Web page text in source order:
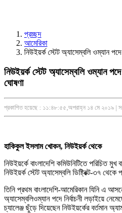
প্রচ্ছদ
আমেরিকা
নিউইয়র্ক স্টেট অ্যাসেম্বলি ওম্যান পদে
নিউইয়র্ক স্টেট অ্যাসেম্বলি ওম্যান পদে
ঘোষণা
প্রকাশিত হয়েছে : ১১:৪৮:৫৫,অপরাহ্ন ১৪ মে ২০১৯ |
হাকিকুল ইসলাম খোকন, নিউইয়র্ক থেকে
নিউইয়র্কে বাংলাদেশি কমিউনিটিতে পরিচিত মুখ
নিউইয়র্ক স্টেট অ্যাসেম্বলি ডিষ্ট্রিক্ট-৩৭ থেকে
তিনি প্রথম বাংলাদেশি-আমেরিকান যিনি এ
অ্যাসেম্বলিওম্যান পদে নির্বাচনী লড়াইয়ে
চ্যালেঞ্জ ছুঁড়ে দিয়েছেন নিউইয়র্কের বর্তমান